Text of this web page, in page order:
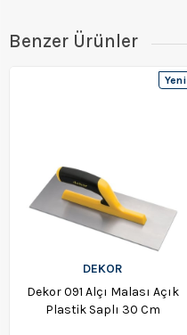
Benzer Ürünler
DEKOR
Dekor 091 Alçı Malası Açık
Plastik Saplı 30 Cm
Yeni